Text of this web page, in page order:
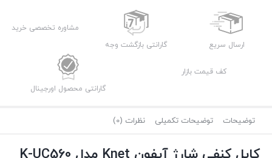
ارسال سریع گارانتی بازگشت وجه
مشاوره تخصصی خرید
کف قیمت بازار
گارانتی محصول اورجینال
توضیحات توضیحات تکمیلی نظرات (0)